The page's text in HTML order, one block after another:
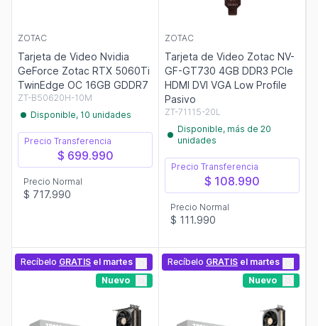
ZOTAC
Tarjeta de Video Nvidia
GeForce Zotac RTX 5060Ti
TwinEdge OC 16GB GDDR7
ZT-B50620H-10M
Disponible, 10 unidades
Precio Transferencia
$ 699.990
Precio Normal
$ 717.990
ZOTAC
Tarjeta de Video Zotac NV-
GF-GT730 4GB DDR3 PCIe
HDMI DVI VGA Low Profile
Pasivo
ZT-71115-20L
Disponible, más de 20
unidades
Precio Transferencia
$ 108.990
Precio Normal
$ 111.990
Recíbelo GRATIS el martes
Nuevo
Recíbelo GRATIS el martes
Nuevo